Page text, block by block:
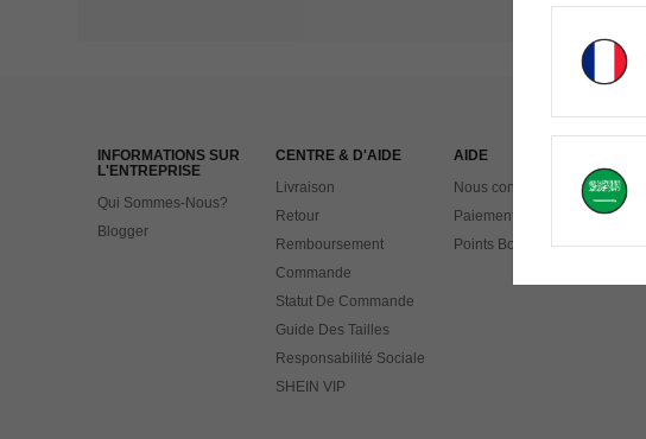
INFORMATIONS SUR
L'ENTREPRISE
Qui Sommes-Nous?
Blogger
CENTRE & D'AIDE
Livraison
Retour
Remboursement
Commande
Statut De Commande
Guide Des Tailles
Responsabilité Sociale
SHEIN VIP
AIDE
Nous contacter
Paiement
Points Bonus